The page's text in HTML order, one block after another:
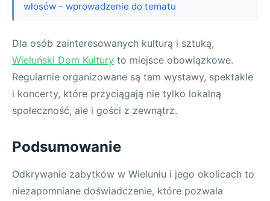
włosów – wprowadzenie do tematu
Dla osób zainteresowanych kulturą i sztuką,
Wieluński Dom Kultury to miejsce obowiązkowe.
Regularnie organizowane są tam wystawy, spektakle
i koncerty, które przyciągają nie tylko lokalną
społeczność, ale i gości z zewnątrz.
Podsumowanie
Odkrywanie zabytków w Wieluniu i jego okolicach to
niezapomniane doświadczenie, które pozwala